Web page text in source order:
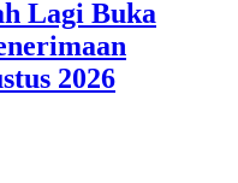
Lagi Buka
2026